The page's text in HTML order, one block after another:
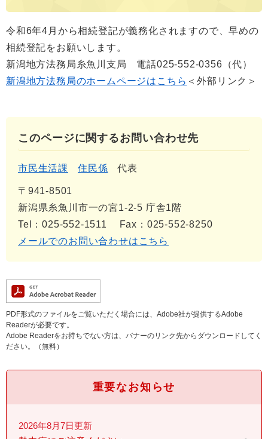
令和6年4月から相続登記が義務化されますので、早めの
相続登記をお願いします。
新潟地方法務局糸魚川支局 電話025-552-0356（代）
新潟地方法務局のホームページはこちら ＜外部リンク＞
このページに関するお問い合わせ先
市民生活課 住民係 代表
〒941-8501
新潟県糸魚川市一の宮1-2-5 庁舎1階
Tel：025-552-1511
Fax：025-552-8250
メールでのお問い合わせはこちら
PDF形式のファイルをご覧いただく場合には、Adobe社が提供するAdobe
Readerが必要です。
Adobe Readerをお持ちでない方は、バナーのリンク先からダウンロードしてく
ださい。（無料）
重要なお知らせ
2026年8月7日更新